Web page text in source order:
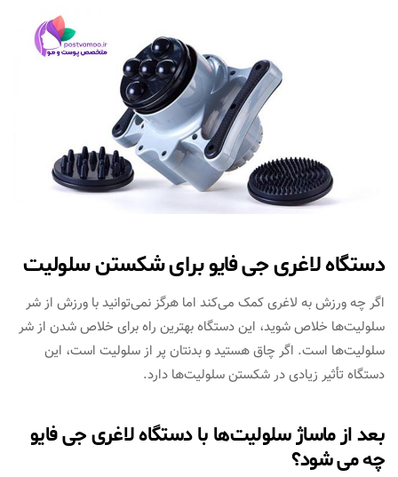
دستگاه لاغری جی فایو برای شکستن سلولیت
اگر چه ورزش به لاغری کمک می‌کند اما هرگز نمی‌توانید با ورزش از شر
سلولیت‌ها خلاص شوید، این دستگاه بهترین راه برای خلاص شدن از شر
سلولیت‌ها است. اگر چاق هستید و بدنتان پر از سلولیت است، این
دستگاه تأثیر زیادی در شکستن سلولیت‌ها دارد.
بعد از ماساژ سلولیت‌ها با دستگاه لاغری جی فایو
چه می شود؟